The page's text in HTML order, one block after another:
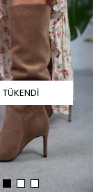
TÜKENDI